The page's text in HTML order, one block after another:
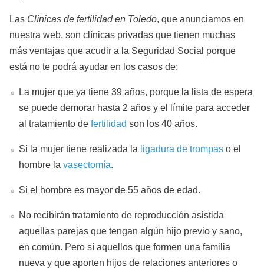
Las Clínicas de fertilidad en Toledo, que anunciamos en
nuestra web, son clínicas privadas que tienen muchas
más ventajas que acudir a la Seguridad Social porque
está no te podrá ayudar en los casos de:
La mujer que ya tiene 39 años, porque la lista de espera
se puede demorar hasta 2 años y el límite para acceder
al tratamiento de fertilidad son los 40 años.
Si la mujer tiene realizada la ligadura de trompas o el
hombre la vasectomía.
Si el hombre es mayor de 55 años de edad.
No recibirán tratamiento de reproducción asistida
aquellas parejas que tengan algún hijo previo y sano,
en común. Pero sí aquellos que formen una familia
nueva y que aporten hijos de relaciones anteriores o